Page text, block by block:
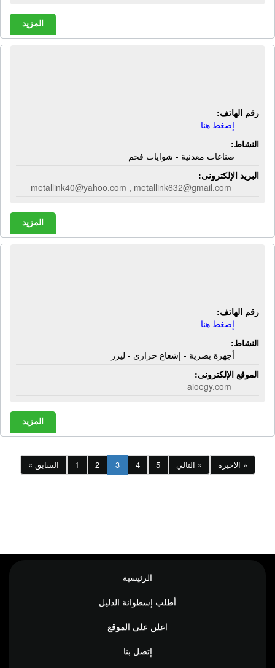
المزيد
رقم الهاتف:
إضغط هنا
النشاط:
صناعات معدنية - شوايات فحم
البريد الإلكترونى:
metallink40@yahoo.com , metallink632@gmail.com
المزيد
رقم الهاتف:
إضغط هنا
النشاط:
أجهزة بصرية - إشعاع حراري - ليزر
الموقع الإلكترونى:
aioegy.com
المزيد
« السابق 1 2 3 4 5 التالي » الاخيرة »
الرئيسية
أطلب إسطوانة الدليل
اعلن على الموقع
إتصل بنا